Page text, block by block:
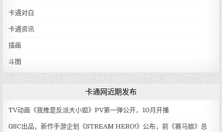
卡通对白
卡通资讯
插画
斗图
卡通网近期发布
TV动画《我推是反派大小姐》PV第一弹公开，10月开播
GSC出品，新作手游企划《STREAM HERO!》公布，前《赛马娘》总